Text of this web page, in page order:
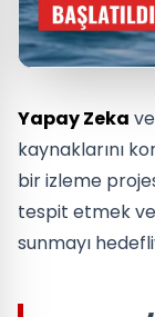
Yapay Zeka
kaynaklarını
bir izleme
tespit etmek
sunmayı